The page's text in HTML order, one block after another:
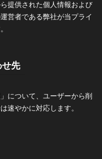
提供された個人情報および
営者である弊社が当プライ
せ先
について、ユーザーから削
速やかに対応します。